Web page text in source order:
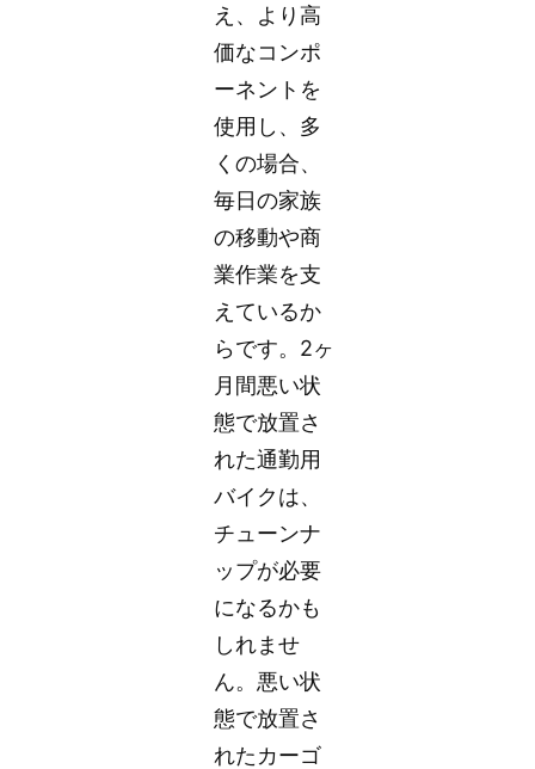
え、より高
価なコンポ
ーネントを
使用し、多
くの場合、
毎日の家族
の移動や商
業作業を支
えているか
らです。2ヶ
月間悪い状
態で放置さ
れた通勤用
バイクは、
チューンナ
ップが必要
になるかも
しれませ
ん。悪い状
態で放置さ
れたカーゴ